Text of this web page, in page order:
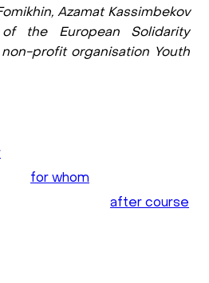
Azamat Kassimbekov
the European Solidarity
profit organisation Youth
for whom
after course